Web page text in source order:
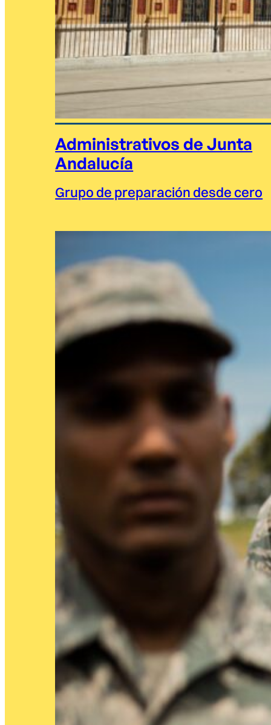
Administrativos de Junta
Andalucía
Grupo de preparación desde cero